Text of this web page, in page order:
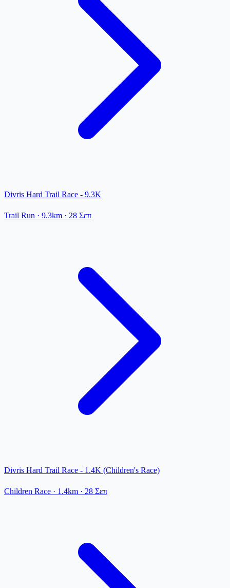
Divris Hard Trail Race - 9.3K
Trail Run · 9.3km · 28 Σεπ
Divris Hard Trail Race - 1.4K (Children's Race)
Children Race · 1.4km · 28 Σεπ